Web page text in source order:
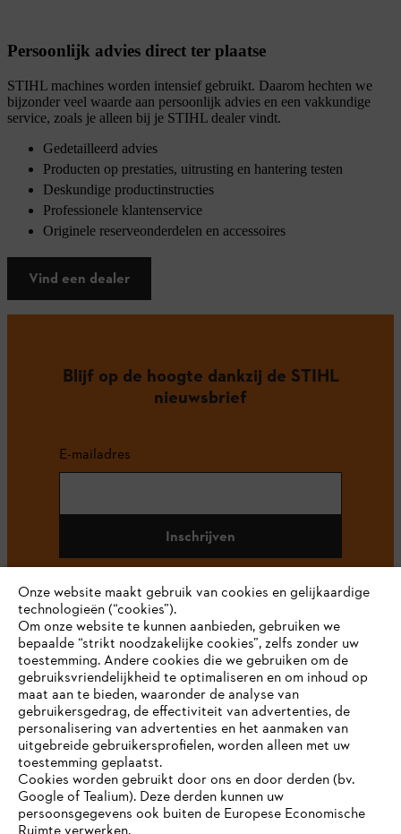
Persoonlijk advies direct ter plaatse
STIHL machines worden intensief gebruikt. Daarom hechten we
bijzonder veel waarde aan persoonlijk advies en een vakkundige
service, zoals je alleen bij je STIHL dealer vindt.
Gedetailleerd advies
Producten op prestaties, uitrusting en hantering testen
Deskundige productinstructies
Professionele klantenservice
Originele reserveonderdelen en accessoires
Vind een dealer
Blijf op de hoogte dankzij de STIHL
nieuwsbrief
E-mailadres
Inschrijven
#STIHL
Bedrijf
Onze website maakt gebruik van cookies en gelijkaardige
technologieën (“cookies”).
Om onze website te kunnen aanbieden, gebruiken we
bepaalde “strikt noodzakelijke cookies”, zelfs zonder uw
toestemming. Andere cookies die we gebruiken om de
gebruiksvriendelijkheid te optimaliseren en om inhoud op
maat aan te bieden, waaronder de analyse van
gebruikersgedrag, de effectiviteit van advertenties, de
personalisering van advertenties en het aanmaken van
uitgebreide gebruikersprofielen, worden alleen met uw
toestemming geplaatst.
Cookies worden gebruikt door ons en door derden (bv.
Google of Tealium). Deze derden kunnen uw
persoonsgegevens ook buiten de Europese Economische